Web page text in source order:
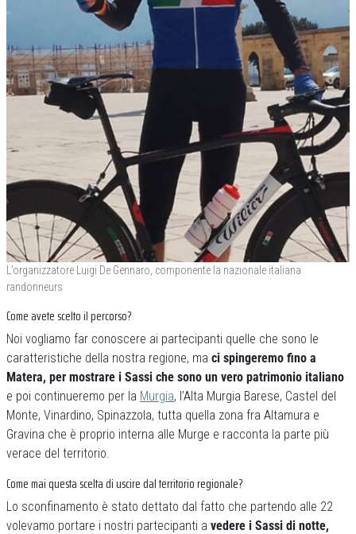
L’organizzatore Luigi De Gennaro, componente la nazionale italiana
randonneurs
Come avete scelto il percorso?
Noi vogliamo far conoscere ai partecipanti quelle che sono le
caratteristiche della nostra regione, ma ci spingeremo fino a
Matera, per mostrare i Sassi che sono un vero patrimonio italiano
e poi continueremo per la Murgia, l’Alta Murgia Barese, Castel del
Monte, Vinardino, Spinazzola, tutta quella zona fra Altamura e
Gravina che è proprio interna alle Murge e racconta la parte più
verace del territorio.
Come mai questa scelta di uscire dal territorio regionale?
Lo sconfinamento è stato dettato dal fatto che partendo alle 22
volevamo portare i nostri partecipanti a vedere i Sassi di notte,